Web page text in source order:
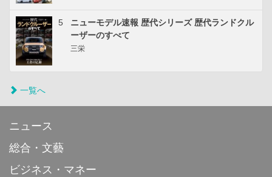
5
ニューモデル速報 歴代シリーズ 歴代ランドクル
ーザーのすべて
三栄
一覧へ
ニュース
総合・文藝
ビジネス・マネー